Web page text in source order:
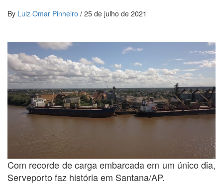
By Luiz Omar Pinheiro / 25 de julho de 2021
Com recorde de carga embarcada em um único dia,
Serveporto faz história em Santana/AP.